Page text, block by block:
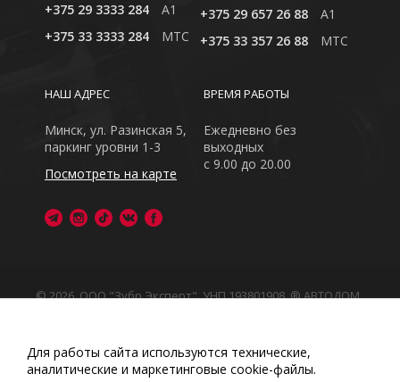
+375 29 3333 284
A1
+375 33 3333 284
MTC
+375 29 657 26 88
A1
+375 33 357 26 88
MTC
ВРЕМЯ РАБОТЫ
Ежедневно без
выходных
с 9.00 до 20.00
НАШ АДРЕС
Минск, ул. Разинская 5,
паркинг уровни 1-3
Посмотреть на карте
© 2026, ООО "Зубр Эксперт", УНП 193801908. ® АВТОДОМ
Обращаем Ваше внимание на то, что данный интернет-
сайт носит исключительно информационный характер
Любое использование либо копирование материалов
Для работы сайта используются технические,
аналитические и маркетинговые сооkіе-файлы.